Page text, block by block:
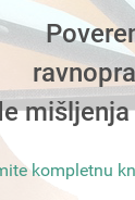
kompletnu